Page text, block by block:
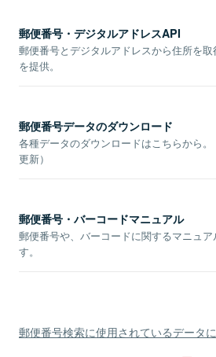
郵便番号・デジタルアドレスAPI
郵便番号とデジタルアドレスから住所を
を提供。
郵便番号データのダウンロード
各種データのダウンロードはこちらから。
更新）
郵便番号・バーコードマニュアル
郵便番号や、バーコードに関するマニュア
す。
郵便番号検索に使用されているデータ